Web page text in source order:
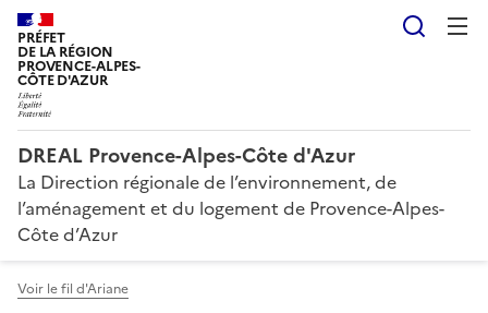
PRÉFET
DE LA RÉGION
PROVENCE-ALPES-
CÔTE D'AZUR
DREAL Provence-Alpes-Côte d'Azur
La Direction régionale de l’environnement, de
l’aménagement et du logement de Provence-Alpes-
Côte d’Azur
Voir le fil d'Ariane